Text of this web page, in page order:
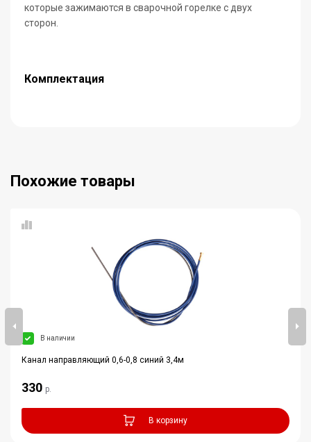
которые зажимаются в сварочной горелке с двух
сторон.
Комплектация
Похожие товары
В наличии
Канал направляющий 0,6-0,8 синий 3,4м
330 р.
В корзину